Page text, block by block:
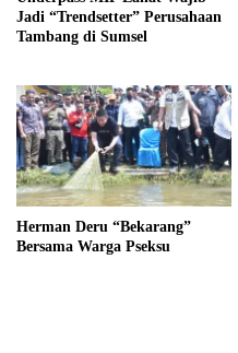
Jadi “Trendsetter” Perusahaan
Tambang di Sumsel
Herman Deru “Bekarang”
Bersama Warga Pseksu